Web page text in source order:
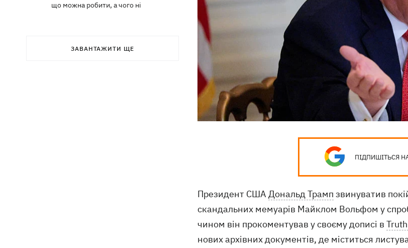
що можна робити, а чого ні
ЗАВАНТАЖИТИ ЩЕ
ПІДПИШІТЬСЯ
Президент США Дональд Трамп звинуватив
скандальних мемуарів Майклом Вольфом у
чином він прокоментував у своєму дописі в
нових архівних документів, де міститься